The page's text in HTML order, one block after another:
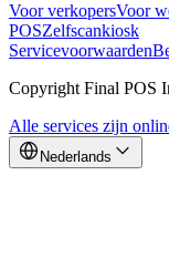
Voor verkopersVoor
POSZelfscankiosk
Servicevoorwaarden
Copyright Final POS
Alle services zijn
Nederlands